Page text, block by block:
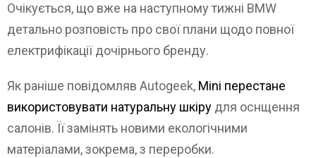
Очікується, що вже на наступному тижні BMW
детально розповість про свої плани щодо повної
електрифікації дочірнього бренду.
Як раніше повідомляв Autogeek, Mini перестане
використовувати натуральну шкіру для оснщення
салонів. Її замінять новими екологічними
матеріалами, зокрема, з переробки.